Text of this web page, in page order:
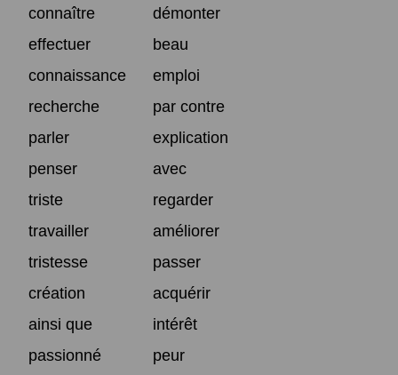
connaître
démonter
effectuer
beau
connaissance
emploi
recherche
par contre
parler
explication
penser
avec
triste
regarder
travailler
améliorer
tristesse
passer
création
acquérir
ainsi que
intérêt
passionné
peur